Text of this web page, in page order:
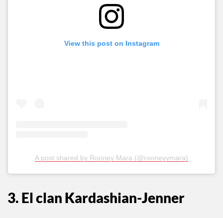
View this post on Instagram
A post shared by Rooney Mara (@rooneyymara)
3. El clan Kardashian-Jenner